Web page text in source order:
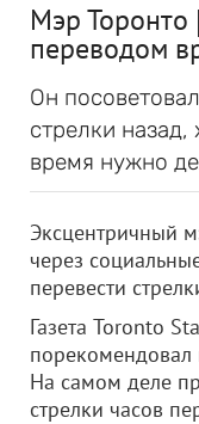
Мэр Торонто
переводом
Он
стрелки назад,
время нужно
Эксцентричный
через
перевести
Газета Toronto
порекомендовал
На самом деле
стрелки часов